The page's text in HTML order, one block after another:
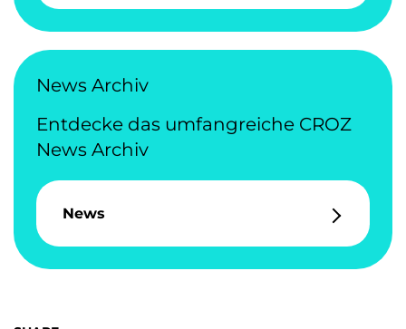
News Archiv
Entdecke das umfangreiche CROZ
News Archiv
News